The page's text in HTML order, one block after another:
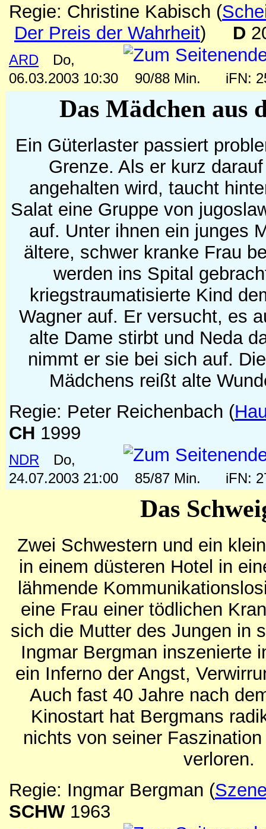
Regie: Christine Kabisch (
Der Preis der Wahrheit) D
ARD
Do,
06.03.2003 10:30
90/88 Min. iFN:
Das Mädchen aus
Ein Güterlaster passiert
Grenze. Als er kurz
angehalten wird, taucht
Salat eine Gruppe von
auf. Unter ihnen ein junges
ältere, schwer kranke Frau
werden ins Spital
kriegstraumatisierte Kind
Wagner auf. Er versucht, es
alte Dame stirbt und Neda
nimmt er sie bei sich auf.
Mädchens reißt alte
Regie: Peter Reichenbach (
CH 1999
NDR
Do,
24.07.2003 21:00
85/87 Min. iFN:
Das
Zwei Schwestern und ein
in einem düsteren Hotel in
lähmende
eine Frau einer tödlichen
sich die Mutter des Jungen in
Ingmar Bergman inszenierte
ein Inferno der Angst,
Auch fast 40 Jahre nach
Kinostart hat Bergmans
nichts von seiner
verloren.
Regie: Ingmar Bergman (
SCHW1963